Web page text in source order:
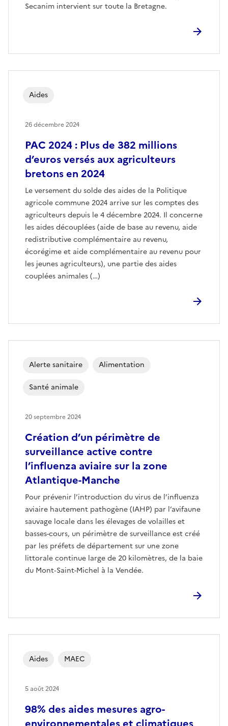
Secanim intervient sur toute la Bretagne.
PAC 2024 : Plus de 382 millions
d’euros versés aux agriculteurs
bretons en 2024
Le versement du solde des aides de la Politique
agricole commune 2024 arrive sur les comptes des
agriculteurs depuis le 4 décembre 2024. Il concerne
les aides découplées (aide de base au revenu, aide
redistributive complémentaire au revenu,
écorégime et aide complémentaire au revenu pour
les jeunes agriculteurs), une partie des aides
couplées animales (…)
Aides
26 décembre 2024
Création d’un périmètre de
surveillance active contre
l’influenza aviaire sur la zone
Atlantique-Manche
Pour prévenir l’introduction du virus de l’influenza
aviaire hautement pathogène (IAHP) par l’avifaune
sauvage locale dans les élevages de volailles et
basses-cours, un périmètre de surveillance est créé
par les préfets de département sur une zone
littorale continue large de 20 kilomètres, de la baie
du Mont‑Saint-Michel à la Vendée.
Alerte sanitaire Alimentation
Santé animale
20 septembre 2024
98% des aides mesures agro-
Aides MAEC
5 août 2024